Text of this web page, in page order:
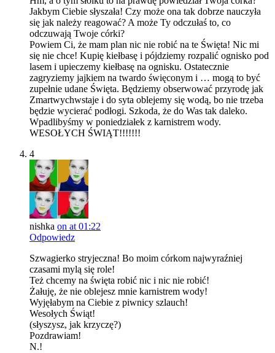
Jakbym Ciebie słyszała! Czy może ona tak dobrze nauczyła
się jak należy reagować? A może Ty odczułaś to, co
odczuwają Twoje córki?
Powiem Ci, że mam plan nic nie robić na te Święta! Nic mi
się nie chce! Kupię kiełbasę i pójdziemy rozpalić ognisko pod
lasem i upieczemy kiełbasę na ognisku. Ostatecznie
zagryziemy jajkiem na twardo święconym i … mogą to być
zupełnie udane Święta. Będziemy obserwować przyrodę jak
Zmartwychwstaje i do syta oblejemy się wodą, bo nie trzeba
będzie wycierać podłogi. Szkoda, że do Was tak daleko.
Wpadlibyśmy w poniedziałek z karnistrem wody.
WESOŁYCH ŚWIĄT!!!!!!!
4
nishka on at 01:22
Odpowiedz
Szwagierko stryjeczna! Bo moim córkom najwyraźniej
czasami mylą się role!
Też chcemy na święta robić nic i nic nie robić!
Żałuję, że nie oblejesz mnie karnistrem wody!
Wyjęłabym na Ciebie z piwnicy szlauch!
Wesołych Świąt!
(słyszysz, jak krzyczę?)
Pozdrawiam!
N.!